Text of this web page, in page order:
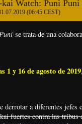
Watch: Puni
(06:45 CEST)
se trata de una
1 y 16 de agosto de 2019
derrotar a diferentes
fuertes contra las tribus